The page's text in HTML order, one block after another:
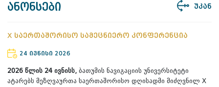
ანონსები უკან
X საერთაშორისო სამეცნიერო კონფერენცია
24 ივნისი 2026
2026 წლის 24 ივნისს, ბათუმის ნავიგაციის უნივერსიტეტი
ატარებს მეზღვაურთა საერთაშორისო დღისადმი მიძღვნილ X